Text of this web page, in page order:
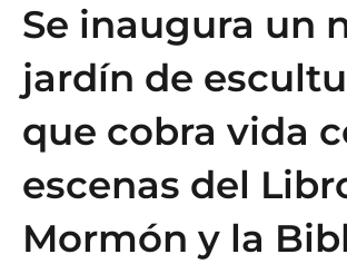
Se inaugura un
jardín de
que cobra vida
escenas del
Mormón y la